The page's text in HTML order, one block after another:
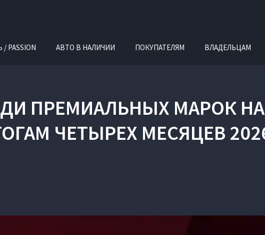
PASSION АВТО В НАЛИЧИИ ПОКУПАТЕЛЯМ ВЛАДЕЛЬЦАМ
ПРЕМИАЛЬНЫХ МАРОК
ЧЕТЫРЕХ МЕСЯЦЕВ